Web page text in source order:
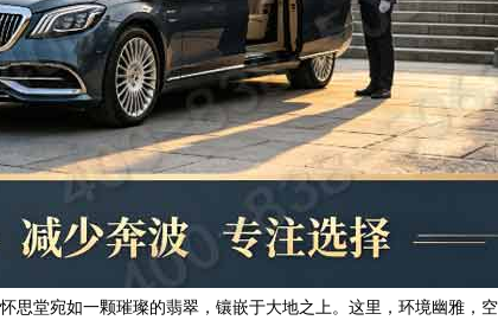
思堂宛如一颗璀璨的翡翠，镶嵌于大地之上。这里，环境幽雅，